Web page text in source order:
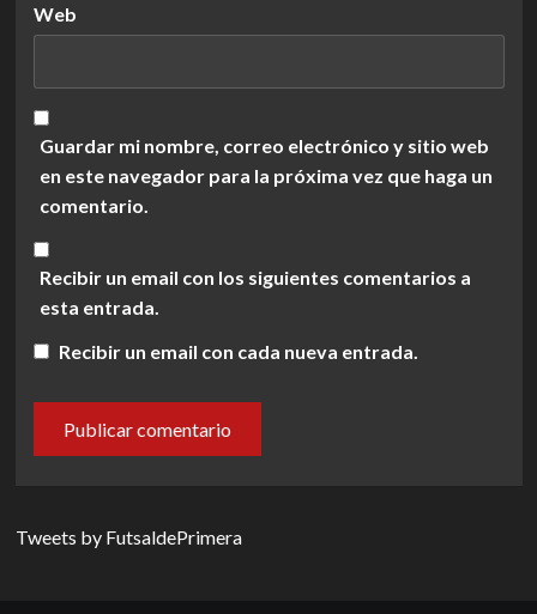
Web
Guardar mi nombre, correo electrónico y sitio web
en este navegador para la próxima vez que haga un
comentario.
Recibir un email con los siguientes comentarios a
esta entrada.
Recibir un email con cada nueva entrada.
Tweets by FutsaldePrimera